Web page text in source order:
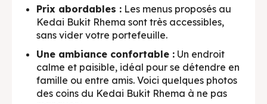
Misoa Bakso
Misoa Bakso
Prix abordables : Les menus proposés au
Kedai Bukit Rhema sont très accessibles,
sans vider votre portefeuille.
Une ambiance confortable : Un endroit
calme et paisible, idéal pour se détendre en
famille ou entre amis. Voici quelques photos
des coins du Kedai Bukit Rhema à ne pas